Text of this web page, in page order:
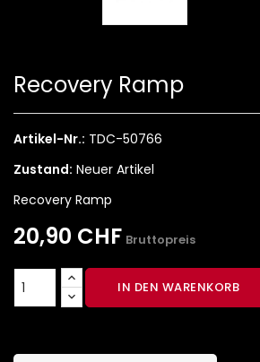
Recovery Ramp
Artikel-Nr.: TDC-50766
Zustand: Neuer Artikel
Recovery Ramp
20,90 CHF Bruttopreis
IN DEN WARENKORB